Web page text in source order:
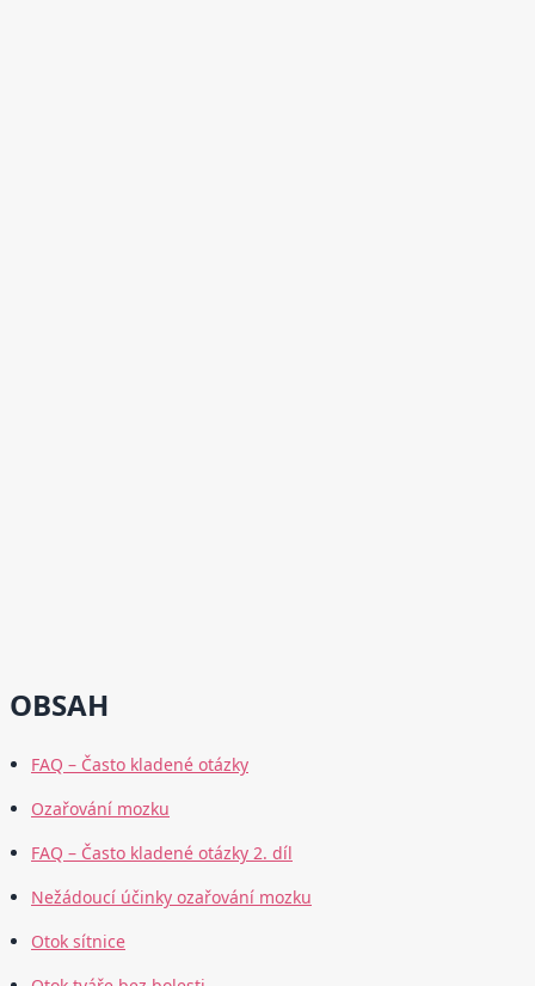
OBSAH
FAQ – Často kladené otázky
Ozařování mozku
FAQ – Často kladené otázky 2. díl
Nežádoucí účinky ozařování mozku
Otok sítnice